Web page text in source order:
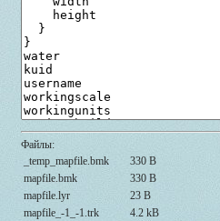
Файлы:
_temp_mapfile.bmk
330 B
mapfile.bmk
330 B
mapfile.lyr
23 B
mapfile_-1_-1.trk
4.2 kB